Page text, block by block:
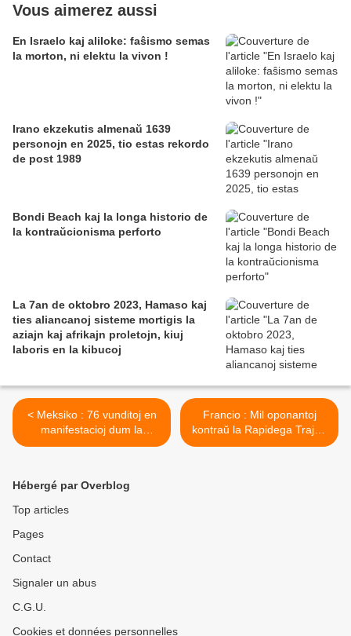
Vous aimerez aussi
En Israelo kaj aliloke: faŝismo semas
la morton, ni elektu la vivon !
Irano ekzekutis almenaŭ 1639
personojn en 2025, tio estas rekordo
de post 1989
Bondi Beach kaj la longa historio de
la kontraŭcionisma perforto
La 7an de oktobro 2023, Hamaso kaj
ties aliancanoj sisteme mortigis la
aziajn kaj afrikajn proletojn, kiuj
laboris en la kibucoj
< Meksiko : 76 vunditoj en
manifestacioj dum la
investituro de Peña Nieto
Francio : Mil oponantoj
kontraŭ la Rapidega Trajno
en Liono >
Hébergé par Overblog
Top articles
Pages
Contact
Signaler un abus
C.G.U.
Cookies et données personnelles